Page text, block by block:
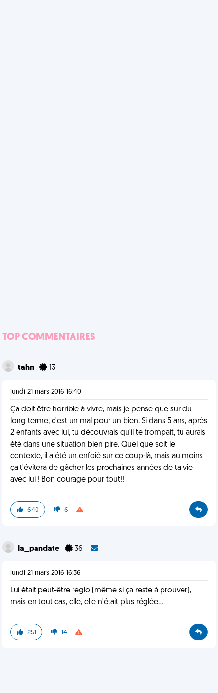
TOP COMMENTAIRES
tahn 13
lundi 21 mars 2016 16:40
Ça doit être horrible à vivre, mais je pense que sur du
long terme, c'est un mal pour un bien. Si dans 5 ans, après
2 enfants avec lui, tu découvrais qu'il te trompait, tu aurais
été dans une situation bien pire. Quel que soit le
contexte, il a été un enfoié sur ce coup-là, mais au moins
ça t'évitera de gâcher les prochaines années de ta vie
avec lui ! Bon courage pour tout!!
640 6
la_pandate 36
lundi 21 mars 2016 16:36
Lui était peut-être reglo (même si ça reste à prouver),
mais en tout cas, elle, elle n'était plus réglée...
251 14